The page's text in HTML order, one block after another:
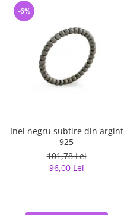
Inel negru subtire din argint
925
101,78 Lei
96,00 Lei
-6%